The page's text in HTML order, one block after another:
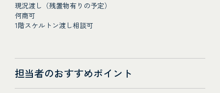
現況渡し（残置物有りの予定）
何商可
1階スケルトン渡し相談可
担当者のおすすめポイント